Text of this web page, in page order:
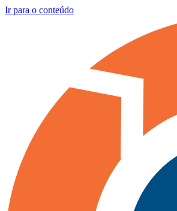
Ir para o conteúdo